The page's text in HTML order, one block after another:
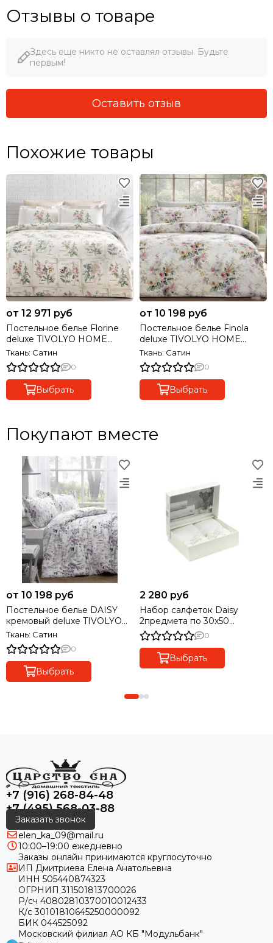
Отзывы о товаре
Здесь еще никто не оставлял отзывы. Будьте
первым!
Оставить отзыв
Похожие товары
от 12 971 руб
Постельное белье Florine
deluxe TIVOLYO HOME
Турция
Ткань: Сатин
0
Выбрать
от 10 198 руб
Постельное белье Finola
deluxe TIVOLYO HOME
Турция
Ткань: Сатин
0
Выбрать
Покупают вместе
от 10 198 руб
Постельное белье DAISY
кремовый deluxe TIVOLYO
HOME Турция
Ткань: Сатин
0
Выбрать
2 280 руб
Набор салфеток Daisy
2предмета по 30х50
TIVOLYO HOME Турция
0
Выбрать
+7 (916) 268-84-48
+7 (495) 568-03-88
Заказать звонок
elen_ka_09@mail.ru
10:00–19:00 ежедневно
Заказы онлайн принимаются круглосуточно
ИП Дмитриева Елена Анатольевна
ИНН 505440874323
ОГРНИП 311501813700026
Р/сч 40802810370010012433
К/с 30101810645250000092
БИК 044525092
Московский филиал АО КБ "Модульбанк"